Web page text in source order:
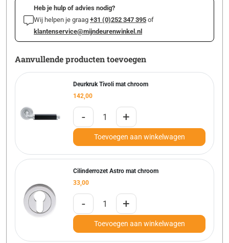
Heb je hulp of advies nodig?
Wij helpen je graag +31 (0)252 347 395 of
klantenservice@mijndeurenwinkel.nl
Aanvullende producten toevoegen
Deurkruk Tivoli mat chroom
142,00
- +
Toevoegen aan winkelwagen
Cilinderrozet Astro mat chroom
33,00
- +
Toevoegen aan winkelwagen